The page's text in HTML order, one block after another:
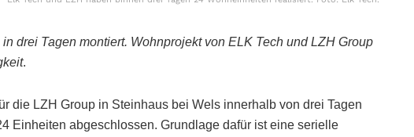
drei Tagen montiert. Wohnprojekt von ELK Tech und LZH Group
.
die LZH Group in Steinhaus bei Wels innerhalb von drei Tagen
Einheiten abgeschlossen. Grundlage dafür ist eine serielle